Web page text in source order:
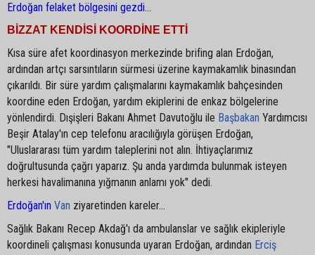
Erdoğan felaket bölgesini gezdi...
BİZZAT KENDİSİ KOORDİNE ETTİ
Kısa süre afet koordinasyon merkezinde brifing alan Erdoğan,
ardından artçı sarsıntıların sürmesi üzerine kaymakamlık binasından
çıkarıldı. Bir süre yardım çalışmalarını kaymakamlık bahçesinden
koordine eden Erdoğan, yardım ekiplerini de enkaz bölgelerine
yönlendirdi. Dışişleri Bakanı Ahmet Davutoğlu ile Başbakan Yardımcısı
Beşir Atalay'ın cep telefonu aracılığıyla görüşen Erdoğan,
"Uluslararası tüm yardım taleplerini not alın. İhtiyaçlarımız
doğrultusunda çağrı yaparız. Şu anda yardımda bulunmak isteyen
herkesi havalimanına yığmanın anlamı yok" dedi.
Erdoğan'ın Van ziyaretinden kareler...
Sağlık Bakanı Recep Akdağ'ı da ambulanslar ve sağlık ekipleriyle
koordineli çalışması konusunda uyaran Erdoğan, ardından Erciş